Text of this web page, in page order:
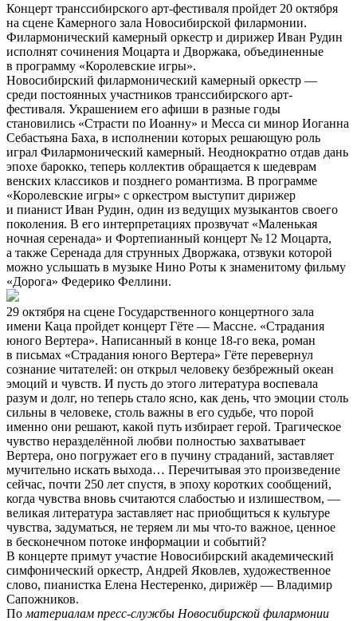
Концерт транссибирского арт-фестиваля пройдет 20 октября
на сцене Камерного зала Новосибирской филармонии.
Филармонический камерный оркестр и дирижер Иван Рудин
исполнят сочинения Моцарта и Дворжака, объединенные
в программу «Королевские игры».
Новосибирский филармонический камерный оркестр —
среди постоянных участников транссибирского арт-
фестиваля. Украшением его афиши в разные годы
становились «Страсти по Иоанну» и Месса си минор Иоганна
Себастьяна Баха, в исполнении которых решающую роль
играл Филармонический камерный. Неоднократно отдав дань
эпохе барокко, теперь коллектив обращается к шедеврам
венских классиков и позднего романтизма. В программе
«Королевские игры» с оркестром выступит дирижер
и пианист Иван Рудин, один из ведущих музыкантов своего
поколения. В его интерпретациях прозвучат «Маленькая
ночная серенада» и Фортепианный концерт № 12 Моцарта,
а также Серенада для струнных Дворжака, отзвуки которой
можно услышать в музыке Нино Роты к знаменитому фильму
«Дорога» Федерико Феллини.
29 октября на сцене Государственного концертного зала
имени Каца пройдет концерт Гёте — Массне. «Страдания
юного Вертера». Написанный в конце 18-го века, роман
в письмах «Страдания юного Вертера» Гёте перевернул
сознание читателей: он открыл человеку безбрежный океан
эмоций и чувств. И пусть до этого литература воспевала
разум и долг, но теперь стало ясно, как день, что эмоции столь
сильны в человеке, столь важны в его судьбе, что порой
именно они решают, какой путь избирает герой. Трагическое
чувство неразделённой любви полностью захватывает
Вертера, оно погружает его в пучину страданий, заставляет
мучительно искать выхода… Перечитывая это произведение
сейчас, почти 250 лет спустя, в эпоху коротких сообщений,
когда чувства вновь считаются слабостью и излишеством, —
великая литература заставляет нас приобщиться к культуре
чувства, задуматься, не теряем ли мы что-то важное, ценное
в бесконечном потоке информации и событий?
В концерте примут участие Новосибирский академический
симфонический оркестр, Андрей Яковлев, художественное
слово, пианистка Елена Нестеренко, дирижёр — Владимир
Сапожников.
По материалам пресс-службы Новосибирской филармонии